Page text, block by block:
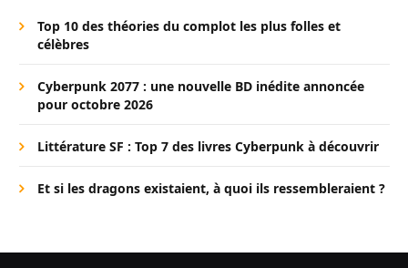
Top 10 des théories du complot les plus folles et
célèbres
Cyberpunk 2077 : une nouvelle BD inédite annoncée
pour octobre 2026
Littérature SF : Top 7 des livres Cyberpunk à découvrir
Et si les dragons existaient, à quoi ils ressembleraient ?